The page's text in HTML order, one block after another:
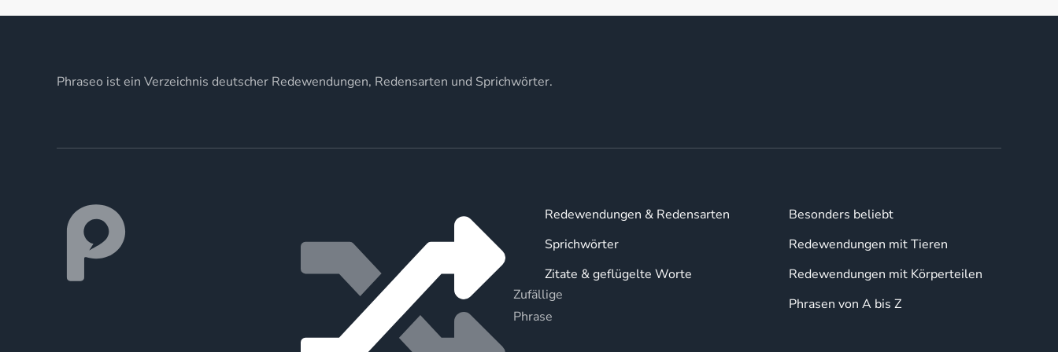
Phraseo ist ein Verzeichnis deutscher Redewendungen, Redensarten und Sprichwörter.
Zufällige
Phrase
Redewendungen & Redensarten
Sprichwörter
Zitate & geflügelte Worte
Besonders beliebt
Redewendungen mit Tieren
Redewendungen mit Körperteilen
Phrasen von A bis Z